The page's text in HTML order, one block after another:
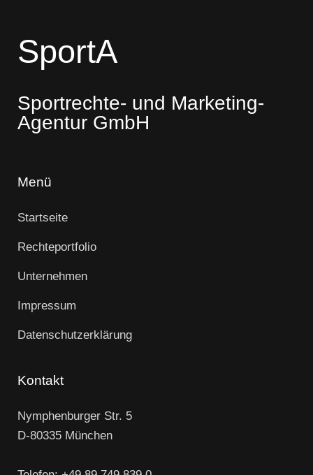
SportA
Sportrechte- und Marketing-
Agentur GmbH
Menü
Startseite
Rechteportfolio
Unternehmen
Impressum
Datenschutzerklärung
Kontakt
Nymphenburger Str. 5
D-80335 München